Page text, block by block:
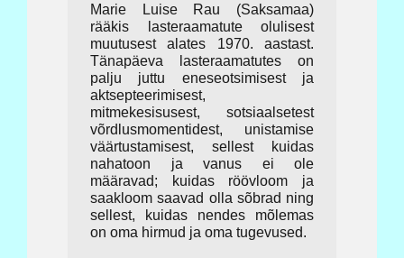
Marie Luise Rau (Saksamaa)
rääkis lasteraamatute olulisest
muutusest alates 1970. aastast.
Tänapäeva lasteraamatutes on
palju juttu eneseotsimisest ja
aktsepteerimisest,
mitmekesisusest, sotsiaalsetest
võrdlusmomentidest, unistamise
väärtustamisest, sellest kuidas
nahatoon ja vanus ei ole
määravad; kuidas röövloom ja
saakloom saavad olla sõbrad ning
sellest, kuidas nendes mõlemas
on oma hirmud ja oma tugevused.